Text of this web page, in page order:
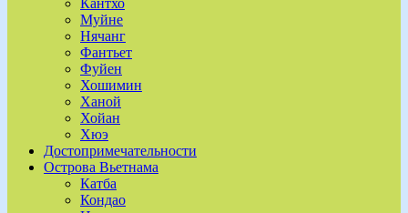
Кантхо
Муйне
Нячанг
Фантьет
Фуйен
Хошимин
Ханой
Хойан
Хюэ
Достопримечательности
Острова Вьетнама
Катба
Кондао